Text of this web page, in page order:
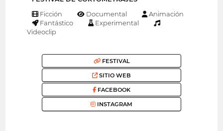
Ficción Documental
Animación
Fantástico
Experimental
Videoclip
FESTIVAL
SITIO WEB
FACEBOOK
INSTAGRAM